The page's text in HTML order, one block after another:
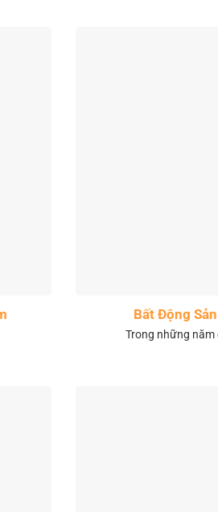
Bất Động
Trong những năm